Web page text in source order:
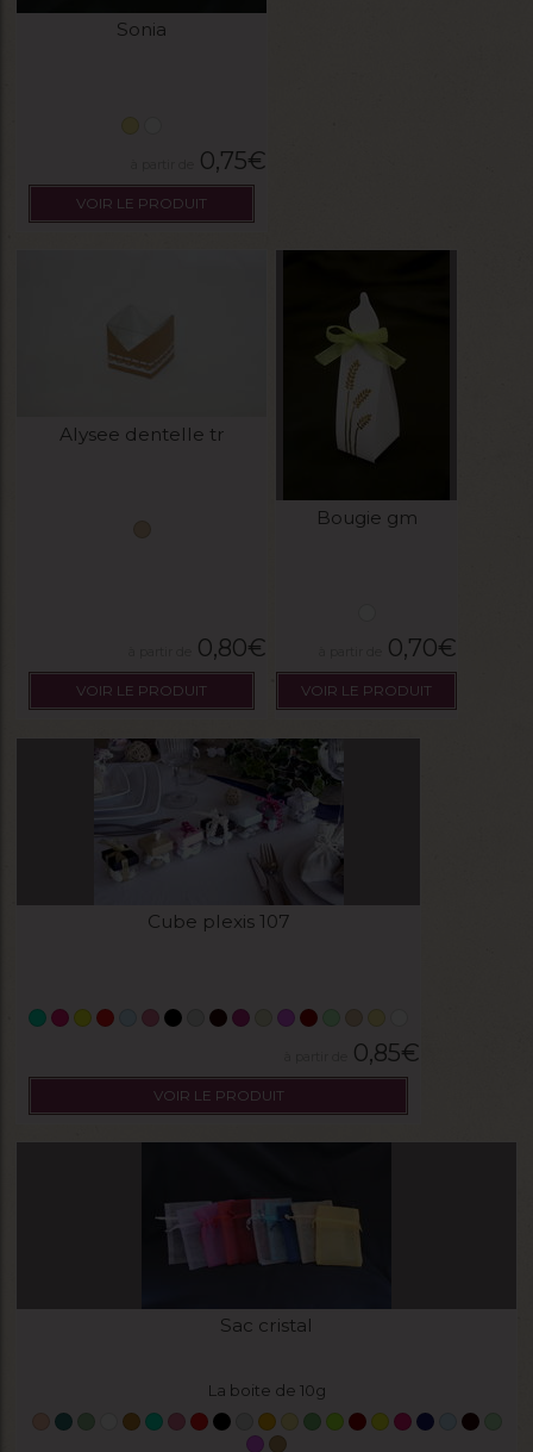
Sonia
0,75€
VOIR LE PRODUIT
Alysee dentelle tr
0,80€
VOIR LE PRODUIT
Bougie gm
0,70€
VOIR LE PRODUIT
Cube plexis 107
0,85€
VOIR LE PRODUIT
Sac cristal
La boite de 10g